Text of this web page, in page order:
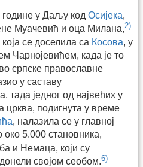
године у Даљу код Осијека,
Муачевић и оца Милана,2)
се доселила са Косова, у
Чарнојевићем, када је то
српске православне
у саставу
тада једног од највећих у
црква, подигнута у време
, налазила се у главној
5.000 становника,
и Немаца, који су
својом сеобом.6)